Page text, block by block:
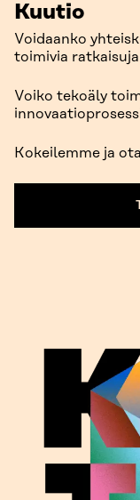
Kuutio
Voidaanko
toimivia ratkaisuja
Voiko tekoäly
Kokeilemme ja